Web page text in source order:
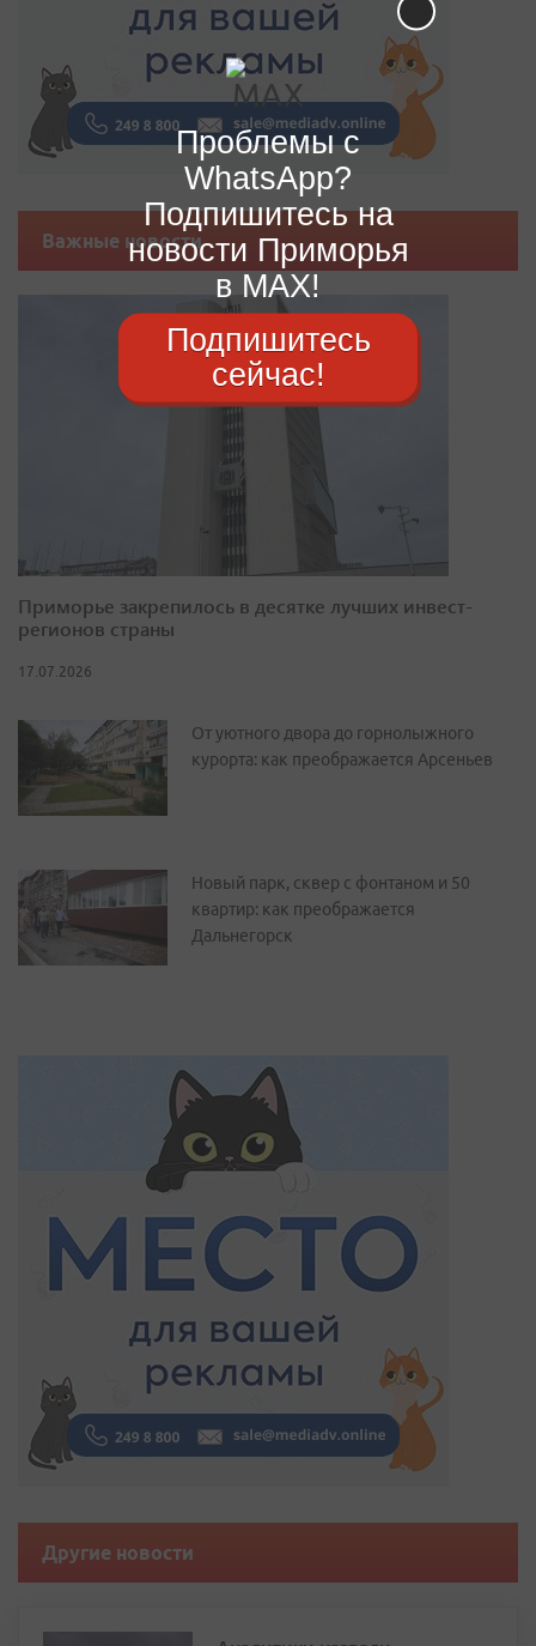
Важные новости
Приморье закрепилось в десятке лучших инвест-
регионов страны
17.07.2026
От уютного двора до горнолыжного
курорта: как преображается Арсеньев
Новый парк, сквер с фонтаном и 50
квартир: как преображается
Дальнегорск
Другие новости
Проблемы с
WhatsApp?
Подпишитесь на
новости Приморья
в MAX!
Подпишитесь
сейчас!